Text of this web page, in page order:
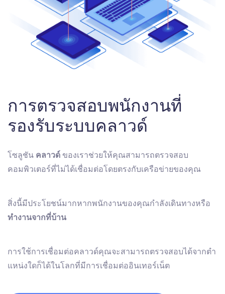
การตรวจสอบพนักงานที่
รองรับระบบคลาวด์
โซลูชัน คลาวด์ ของเราช่วยให้คุณสามารถตรวจสอบ
คอมพิวเตอร์ที่ไม่ได้เชื่อมต่อโดยตรงกับเครือข่ายของคุณ
สิ่งนี้มีประโยชน์มากหากพนักงานของคุณกําลังเดินทางหรือ
ทํางานจากที่บ้าน
การใช้การเชื่อมต่อคลาวด์คุณจะสามารถตรวจสอบได้จากตํา
แหน่งใดก็ได้ในโลกที่มีการเชื่อมต่ออินเทอร์เน็ต